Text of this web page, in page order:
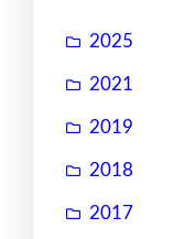
2025
2021
2019
2018
2017